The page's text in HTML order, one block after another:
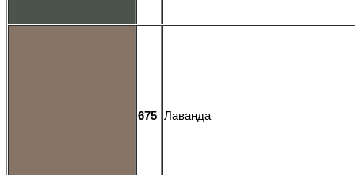
675 Лаванда